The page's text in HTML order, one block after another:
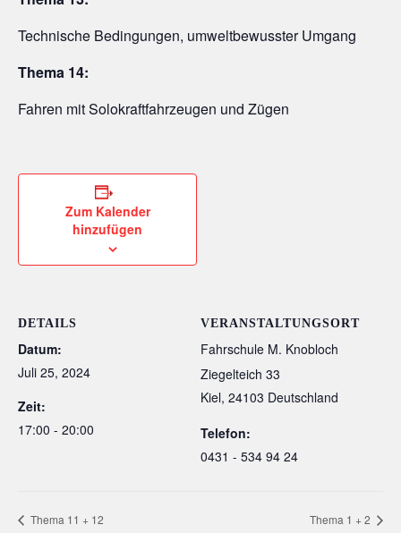
Technische Bedingungen, umweltbewusster Umgang
Thema 14:
Fahren mit Solokraftfahrzeugen und Zügen
Zum Kalender
hinzufügen
DETAILS
Datum:
Juli 25, 2024
Zeit:
17:00 - 20:00
VERANSTALTUNGSORT
Fahrschule M. Knobloch
Ziegelteich 33
Kiel, 24103 Deutschland
Telefon:
0431 - 534 94 24
Thema 11 + 12 Thema 1 + 2